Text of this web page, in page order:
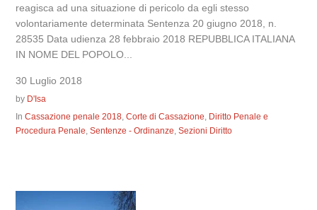
reagisca ad una situazione di pericolo da egli stesso
volontariamente determinata Sentenza 20 giugno 2018, n.
28535 Data udienza 28 febbraio 2018 REPUBBLICA ITALIANA
IN NOME DEL POPOLO...
30 Luglio 2018
by D'Isa
InCassazione penale 2018,Corte di Cassazione, Diritto Penale e
Procedura Penale,Sentenze - Ordinanze,Sezioni Diritto